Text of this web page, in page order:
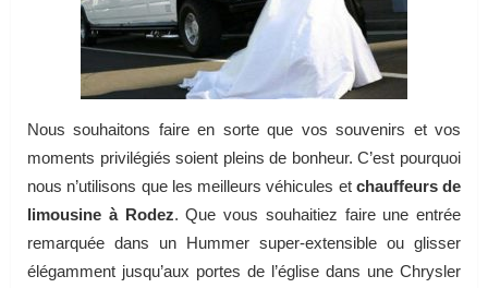
Nous souhaitons faire en sorte que vos souvenirs et vos
moments privilégiés soient pleins de bonheur. C’est pourquoi
nous n’utilisons que les meilleurs véhicules et chauffeurs de
limousine à Rodez. Que vous souhaitiez faire une entrée
remarquée dans un Hummer super-extensible ou glisser
élégamment jusqu’aux portes de l’église dans une Chrysler